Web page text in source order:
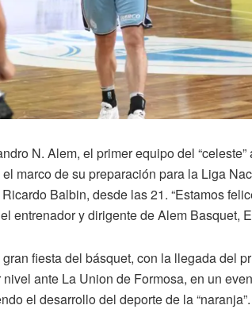
N. Alem, el primer equipo del
marco de su preparación para la Liga
Balbin, desde las 21. “Estamos
entrenador y dirigente de Alem Basquet,
fiesta del básquet, con la llegada del
ante La Union de Formosa, en un
el desarrollo del deporte de la “naranja”.